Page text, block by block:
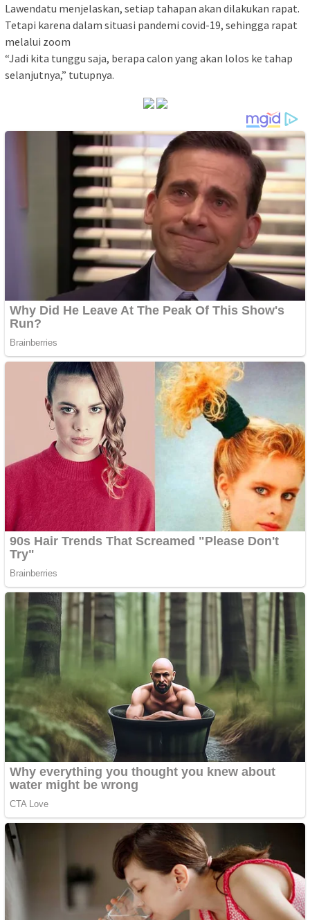
Lawendatu menjelaskan, setiap tahapan akan dilakukan rapat.
Tetapi karena dalam situasi pandemi covid-19, sehingga rapat
melalui zoom
“Jadi kita tunggu saja, berapa calon yang akan lolos ke tahap
selanjutnya,” tutupnya.